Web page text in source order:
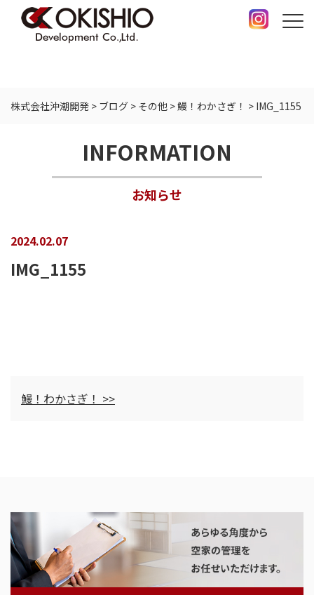
株式会社沖潮開発 > ブログ > その他 >鰻！わかさぎ！ > IMG_1155
INFORMATION
お知らせ
2024.02.07
IMG_1155
鰻！わかさぎ！ >>